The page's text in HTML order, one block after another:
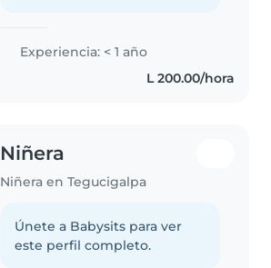
Experiencia: < 1 año
L 200.00/hora
Niñera
Niñera en Tegucigalpa
Únete a Babysits para ver
este perfil completo.